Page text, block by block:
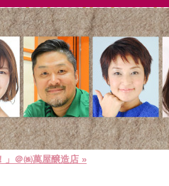
」＠㈱萬屋醸造店 »